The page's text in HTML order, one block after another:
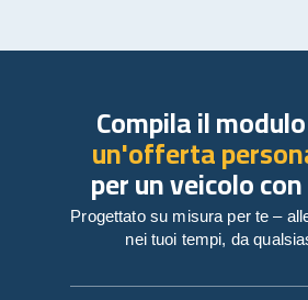
Compila il
un'offerta
per un veicolo
Progettato su misura per te –
nei tuoi tempi, da